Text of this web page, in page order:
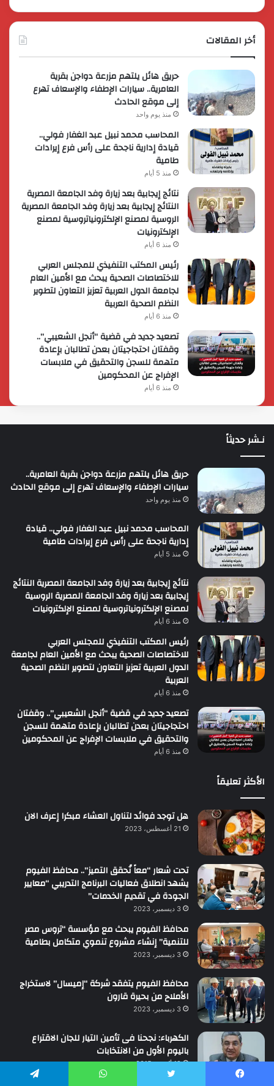
أخر المقالات
حريق هائل يلتهم مزرعة دواجن بقرية
العامرية.. سيارات الإطفاء والإسعاف تهرع
إلى موقع الحادث
منذ يوم واحد
المحاسب محمد نبيل عبد الغفار فولي..
قيادة إدارية ناجحة على رأس فرع إيرادات
طامية
منذ 5 أيام
نتائج إيجابية بعد زيارة وفد الجامعة المصرية
النتائج إيجابية بعد زيارة وفد الجامعة المصرية
الروسية لمصنع الإلكترونياتروسية لمصنع
الإلكترونيات
منذ 6 أيام
رئيس المكتب التنفيذي للمجلس العربي
للاختصاصات الصحية يبحث مع الأمين العام
لجامعة الدول العربية تعزيز التعاون لتطوير
النظم الصحية العربية
منذ 6 أيام
تصعيد جديد في قضية “أنجل الشعيبي”..
وقفتان احتجاجيتان بعدن تطالبان بإعادة
متهمة للسجن والتحقيق في ملابسات
الإفراج عن المحكومين
منذ 6 أيام
نـشر حديثاً
حريق هائل يلتهم مزرعة دواجن بقرية العامرية..
سيارات الإطفاء والإسعاف تهرع إلى موقع الحادث
منذ يوم واحد
المحاسب محمد نبيل عبد الغفار فولي.. قيادة
إدارية ناجحة على رأس فرع إيرادات طامية
منذ 5 أيام
نتائج إيجابية بعد زيارة وفد الجامعة المصرية النتائج
إيجابية بعد زيارة وفد الجامعة المصرية الروسية
لمصنع الإلكترونياتروسية لمصنع الإلكترونيات
منذ 6 أيام
رئيس المكتب التنفيذي للمجلس العربي
للاختصاصات الصحية يبحث مع الأمين العام لجامعة
الدول العربية تعزيز التعاون لتطوير النظم الصحية
العربية
منذ 6 أيام
تصعيد جديد في قضية “أنجل الشعيبي”.. وقفتان
احتجاجيتان بعدن تطالبان بإعادة متهمة للسجن
والتحقيق في ملابسات الإفراج عن المحكومين
منذ 6 أيام
الأكثر تعليقاً
هل توجد فوائد لتناول العشاء مبكرا إعرف الان
21 أغسطس، 2023
تحت شعار “معاً نُحقق التميز”.. محافظ الفيوم
يشهد انطلاق فعاليات البرنامج التدريبي “معايير
الجودة في تقديم الخدمات”
3 ديسمبر، 2023
محافظ الفيوم يبحث مع مؤسسة “تروس مصر
للتنمية” إنشاء مشروع تنموي متكامل بطامية
3 ديسمبر، 2023
محافظ الفيوم يتفقد شركة “إميسال” لاستخراج
الأملاح من بحيرة قارون
3 ديسمبر، 2023
الكهرباء: نجحنا فى تأمين التيار للجان الاقتراع
باليوم الأول من الانتخابات
19 أكتوبر، 2015